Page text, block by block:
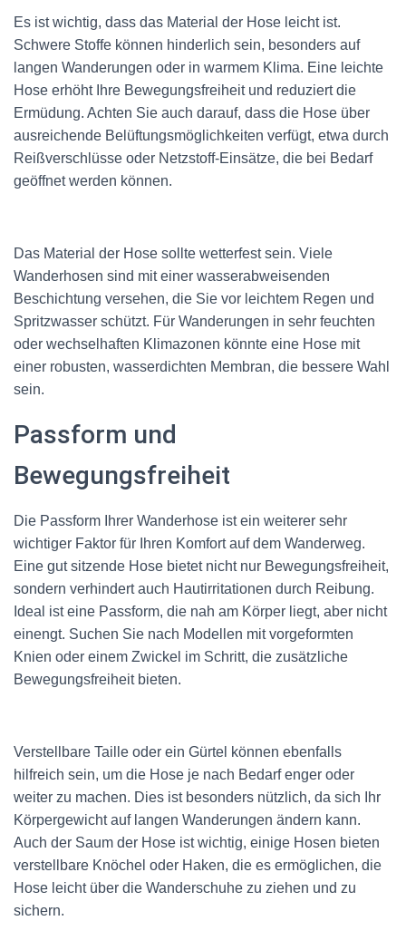
Es ist wichtig, dass das Material der Hose leicht ist.
Schwere Stoffe können hinderlich sein, besonders auf
langen Wanderungen oder in warmem Klima. Eine leichte
Hose erhöht Ihre Bewegungsfreiheit und reduziert die
Ermüdung. Achten Sie auch darauf, dass die Hose über
ausreichende Belüftungsmöglichkeiten verfügt, etwa durch
Reißverschlüsse oder Netzstoff-Einsätze, die bei Bedarf
geöffnet werden können.
Das Material der Hose sollte wetterfest sein. Viele
Wanderhosen sind mit einer wasserabweisenden
Beschichtung versehen, die Sie vor leichtem Regen und
Spritzwasser schützt. Für Wanderungen in sehr feuchten
oder wechselhaften Klimazonen könnte eine Hose mit
einer robusten, wasserdichten Membran, die bessere Wahl
sein.
Passform und
Bewegungsfreiheit
Die Passform Ihrer Wanderhose ist ein weiterer sehr
wichtiger Faktor für Ihren Komfort auf dem Wanderweg.
Eine gut sitzende Hose bietet nicht nur Bewegungsfreiheit,
sondern verhindert auch Hautirritationen durch Reibung.
Ideal ist eine Passform, die nah am Körper liegt, aber nicht
einengt. Suchen Sie nach Modellen mit vorgeformten
Knien oder einem Zwickel im Schritt, die zusätzliche
Bewegungsfreiheit bieten.
Verstellbare Taille oder ein Gürtel können ebenfalls
hilfreich sein, um die Hose je nach Bedarf enger oder
weiter zu machen. Dies ist besonders nützlich, da sich Ihr
Körpergewicht auf langen Wanderungen ändern kann.
Auch der Saum der Hose ist wichtig, einige Hosen bieten
verstellbare Knöchel oder Haken, die es ermöglichen, die
Hose leicht über die Wanderschuhe zu ziehen und zu
sichern.